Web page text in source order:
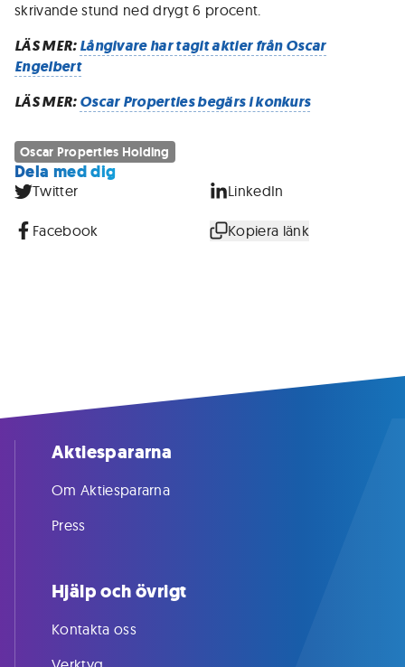
skrivande stund ned drygt 6 procent.
LÄS MER:Långivare har tagit aktier från Oscar
Engelbert
LÄS MER:Oscar Properties begärs i konkurs
Oscar Properties Holding
Dela med dig
Twitter LinkedIn
Facebook Kopiera länk
Aktiespararna
Om Aktiespararna
Press
Hjälp och övrigt
Kontakta oss